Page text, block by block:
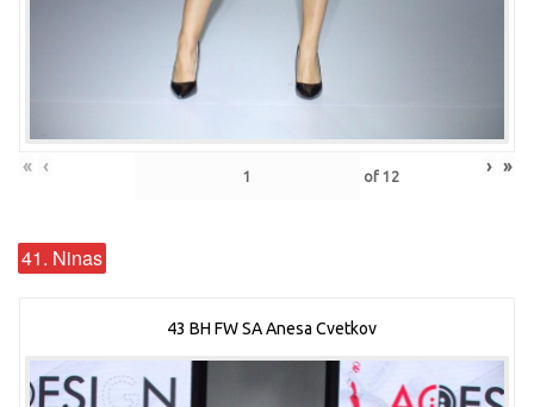
« ‹ of 12 › »
41. Ninas
43 BH FW SA Anesa Cvetkov